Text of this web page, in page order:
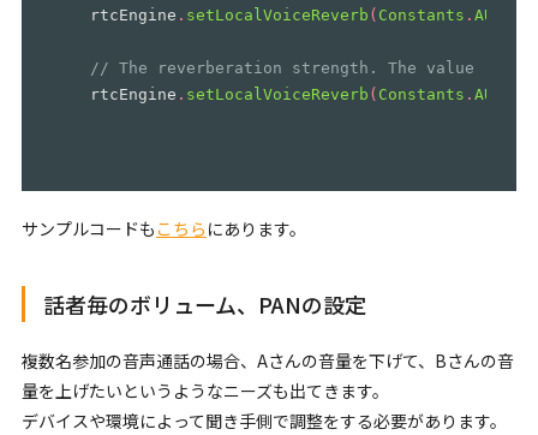
rtcEngine . setLocalVoiceReverb ( Constants .
// The reverberation strength. The value
rtcEngine . setLocalVoiceReverb ( Constants .
サンプルコードも こちら にあります。
話者毎のボリューム、PANの設定
複数名参加の音声通話の場合、Aさんの音量を下げて、Bさんの音
量を上げたいというようなニーズも出てきます。
デバイスや環境によって聞き手側で調整をする必要があります。